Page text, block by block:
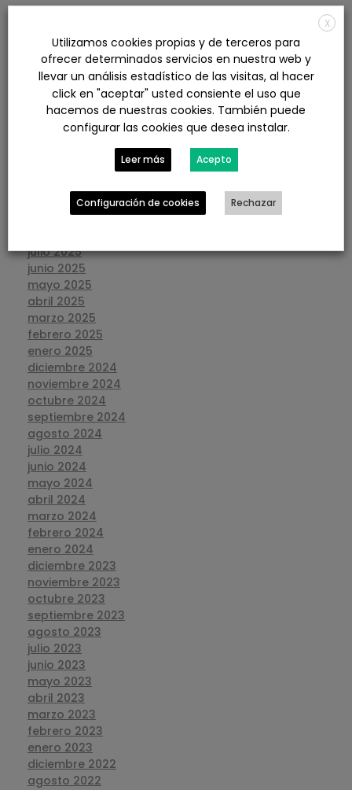
agosto 2026
julio 2026
junio 2026
mayo 2026
abril 2026
marzo 2026
febrero 2026
diciembre 2025
octubre 2025
septiembre 2025
julio 2025
junio 2025
mayo 2025
abril 2025
marzo 2025
febrero 2025
enero 2025
diciembre 2024
noviembre 2024
octubre 2024
septiembre 2024
agosto 2024
julio 2024
junio 2024
mayo 2024
abril 2024
marzo 2024
febrero 2024
enero 2024
diciembre 2023
noviembre 2023
octubre 2023
septiembre 2023
agosto 2023
julio 2023
junio 2023
mayo 2023
abril 2023
marzo 2023
febrero 2023
enero 2023
diciembre 2022
agosto 2022
X
Utilizamos cookies propias y de terceros para
ofrecer determinados servicios en nuestra web y
llevar un análisis estadístico de las visitas, al hacer
click en "aceptar" usted consiente el uso que
hacemos de nuestras cookies. También puede
configurar las cookies que desea instalar.
Leer más Acepto
Configuración de cookies Rechazar